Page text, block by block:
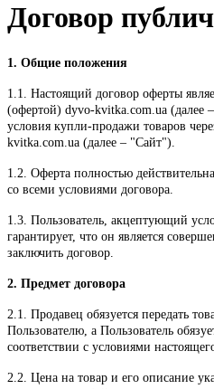
Договор
1. Общие положения
1.1. Настоящий договор оферты
(офертой) dyvo-kvitka.com.ua (далее
условия купли-продажи товаров
kvitka.com.ua (далее – "Сайт").
1.2. Оферта полностью
со всеми условиями договора.
1.3. Пользователь, акцептующий
гарантирует, что он является
заключить договор.
2. Предмет договора
2.1. Продавец обязуется передать
Пользователю, а Пользователь
соответствии с условиями
2.2. Цена на товар и его описание